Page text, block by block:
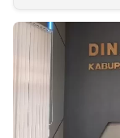
INDONESIA
Partner
Insight
Suara
Lens
Daily
Jalan
Idealita
Kita
Dinamikapost.com
Radar
Seedbacklink